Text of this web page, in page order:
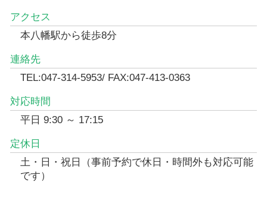
アクセス
本八幡駅から徒歩8分
連絡先
TEL:047-314-5953/ FAX:047-413-0363
対応時間
平日 9:30 ～ 17:15
定休日
土・日・祝日（事前予約で休日・時間外も対応可能
です）